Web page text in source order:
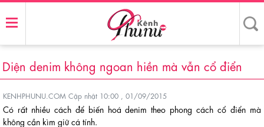
Diện denim không ngoan hiền mà vẫn cổ điển
KENHPHUNU.COM Cập nhật 10:00 , 01/09/2015
Có rất nhiều cách để biến hoá denim theo phong cách cổ điển mà
không cần kìm giữ cá tính.